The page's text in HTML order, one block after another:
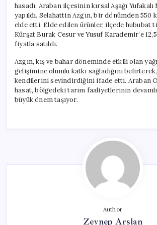
hasadı, Araban ilçesinin kırsal Aşağı Yufakalı
yapıldı. Selahattin Azgın, bir dönümden 550
elde etti. Elde edilen ürünler, ilçede hububat
Kürşat Burak Cesur ve Yusuf Karademir’e
fiyatla satıldı.
Azgın, kış ve bahar döneminde etkili olan
gelişimine olumlu katkı sağladığını
kendilerini sevindirdiğini ifade etti. Araban
hasat, bölgedeki tarım faaliyetlerinin
büyük önem taşıyor.
Author
Zeynep Arslan